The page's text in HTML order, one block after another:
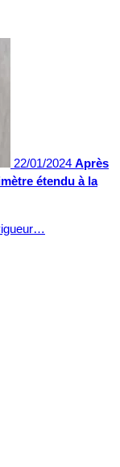
22/01/2024 Après
étendu à la